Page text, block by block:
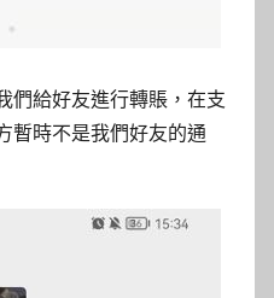
們給好友進行轉賬，在支
暫時不是我們好友的通